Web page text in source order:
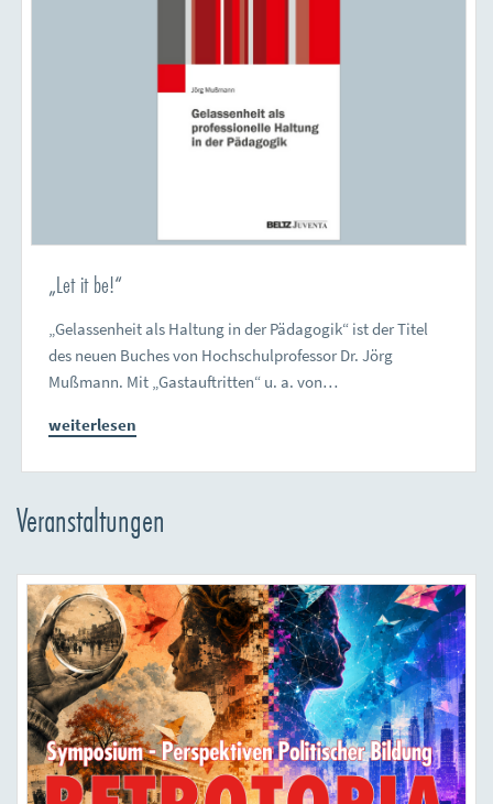
„Let it be!“
„Gelassenheit als Haltung in der Pädagogik“ ist der Titel
des neuen Buches von Hochschulprofessor Dr. Jörg
Mußmann. Mit „Gastauftritten“ u. a. von…
weiterlesen
Veranstaltungen